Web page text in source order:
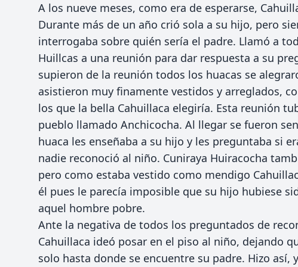
A los nueve meses, como era de esperarse,
Durante más de un año crió sola a su hijo, pero
interrogaba sobre quién sería el padre. Llamó a
Huillcas a una reunión para dar respuesta a su
supieron de la reunión todos los huacas se
asistieron muy finamente vestidos y arreglados,
los que la bella Cahuillaca elegiría. Esta reunión
pueblo llamado Anchicocha. Al llegar se fueron
huaca les enseñaba a su hijo y les preguntaba si
nadie reconoció al niño. Cuniraya Huiracocha
pero como estaba vestido como mendigo
él pues le parecía imposible que su hijo hubiese
aquel hombre pobre.
Ante la negativa de todos los preguntados de
Cahuillaca ideó posar en el piso al niño, dejando
solo hasta donde se encuentre su padre. Hizo así,